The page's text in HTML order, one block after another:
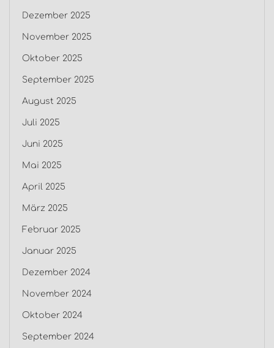
Dezember 2025
November 2025
Oktober 2025
September 2025
August 2025
Juli 2025
Juni 2025
Mai 2025
April 2025
März 2025
Februar 2025
Januar 2025
Dezember 2024
November 2024
Oktober 2024
September 2024